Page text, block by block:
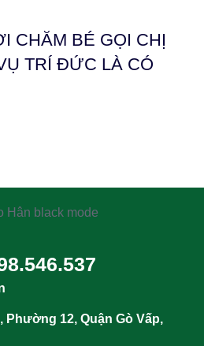
CHĂM BÉ GỌI CHỊ
TRÍ ĐỨC LÀ CÓ
Phường 12, Quận Gò Vấp,